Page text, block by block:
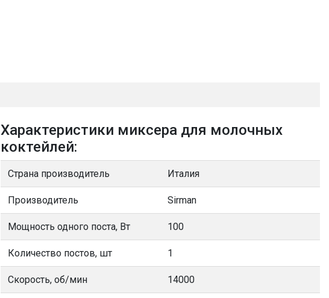
Характеристики миксера для молочных
коктейлей:
Страна производитель Италия
Производитель Sirman
Мощность одного поста, Вт 100
Количество постов, шт 1
Скорость, об/мин 14000